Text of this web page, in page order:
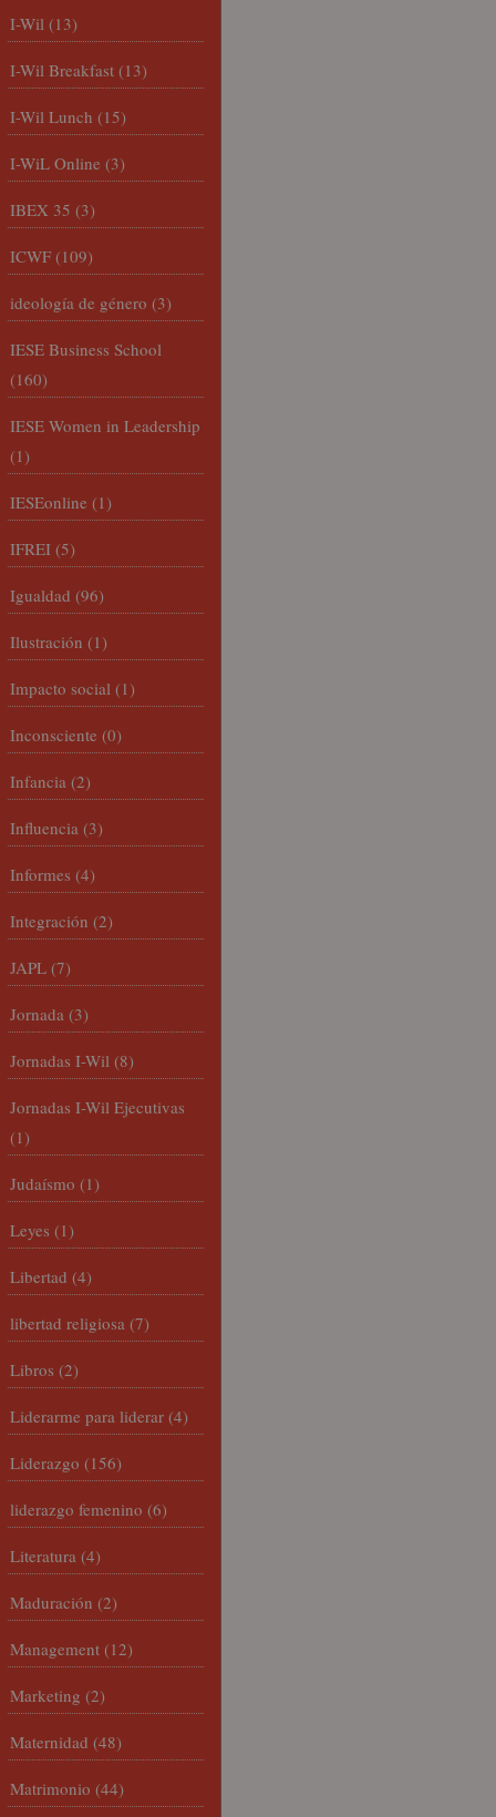
I-Wil (13)
I-Wil Breakfast (13)
I-Wil Lunch (15)
I-WiL Online (3)
IBEX 35 (3)
ICWF (109)
ideología de género (3)
IESE Business School
(160)
IESE Women in Leadership
(1)
IESEonline (1)
IFREI (5)
Igualdad (96)
Ilustración (1)
Impacto social (1)
Inconsciente (0)
Infancia (2)
Influencia (3)
Informes (4)
Integración (2)
JAPL (7)
Jornada (3)
Jornadas I-Wil (8)
Jornadas I-Wil Ejecutivas
(1)
Judaísmo (1)
Leyes (1)
Libertad (4)
libertad religiosa (7)
Libros (2)
Liderarme para liderar (4)
Liderazgo (156)
liderazgo femenino (6)
Literatura (4)
Maduración (2)
Management (12)
Marketing (2)
Maternidad (48)
Matrimonio (44)